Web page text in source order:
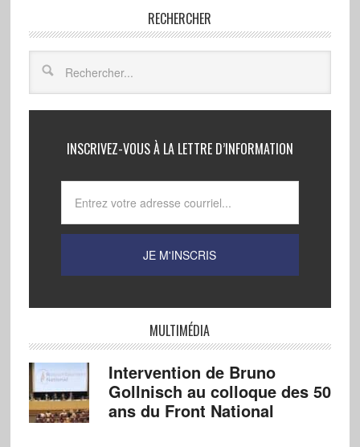
RECHERCHER
INSCRIVEZ-VOUS À LA LETTRE D’INFORMATION
MULTIMÉDIA
Intervention de Bruno
Gollnisch au colloque des 50
ans du Front National